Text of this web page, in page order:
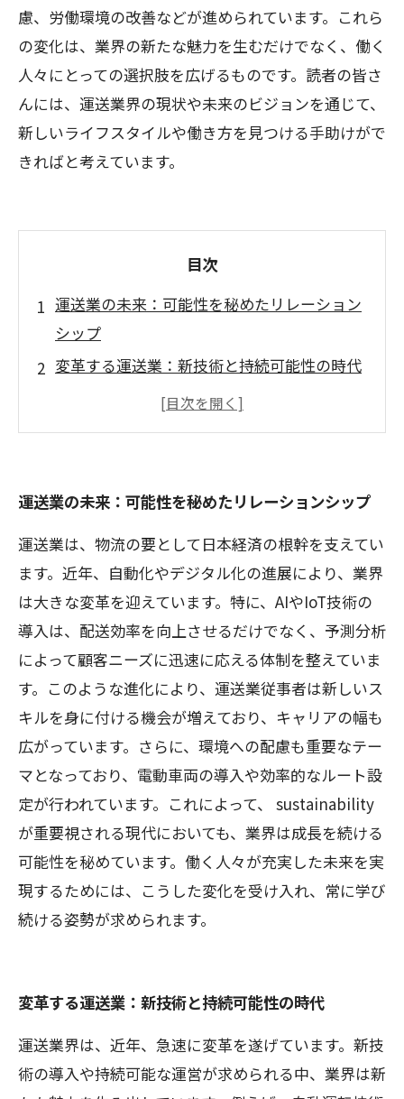
慮、労働環境の改善などが進められています。これら
の変化は、業界の新たな魅力を生むだけでなく、働く
人々にとっての選択肢を広げるものです。読者の皆さ
んには、運送業界の現状や未来のビジョンを通じて、
新しいライフスタイルや働き方を見つける手助けがで
きればと考えています。
目次
運送業の未来：可能性を秘めたリレーション
シップ
変革する運送業：新技術と持続可能性の時代
魅力的な職場環境：運送業の労働条件の改善
業界の新たな魅力を発見：働く人々の選択肢
運送業で実現する新しいライフスタイル
人が輝くために
充実した未来を目指す：運送業界で叶える夢
の実現
運送業の未来：可能性を秘めたリレーションシップ
運送業は、物流の要として日本経済の根幹を支えてい
ます。近年、自動化やデジタル化の進展により、業界
は大きな変革を迎えています。特に、AIやIoT技術の
導入は、配送効率を向上させるだけでなく、予測分析
によって顧客ニーズに迅速に応える体制を整えていま
す。このような進化により、運送業従事者は新しいス
キルを身に付ける機会が増えており、キャリアの幅も
広がっています。さらに、環境への配慮も重要なテー
マとなっており、電動車両の導入や効率的なルート設
定が行われています。これによって、 sustainability
が重要視される現代においても、業界は成長を続ける
可能性を秘めています。働く人々が充実した未来を実
現するためには、こうした変化を受け入れ、常に学び
続ける姿勢が求められます。
変革する運送業：新技術と持続可能性の時代
運送業界は、近年、急速に変革を遂げています。新技
術の導入や持続可能な運営が求められる中、業界は新